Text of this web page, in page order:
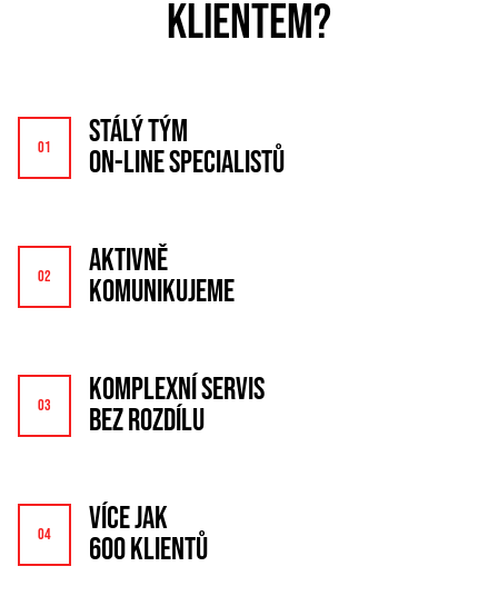
KLIENTEM?
STÁLÝ TÝM
ON-LINE SPECIALISTŮ
AKTIVNĚ
KOMUNIKUJEME
KOMPLEXNÍ SERVIS
BEZ ROZDÍLU
VÍCE JAK
600 KLIENTŮ